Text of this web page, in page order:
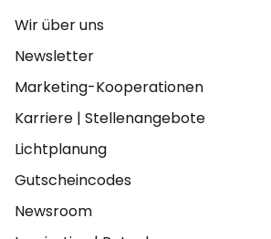
Wir über uns
Newsletter
Marketing-Kooperationen
Karriere | Stellenangebote
Lichtplanung
Gutscheincodes
Newsroom